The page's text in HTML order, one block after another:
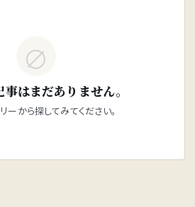
∅
はまだありません。
ーから探してみてください。